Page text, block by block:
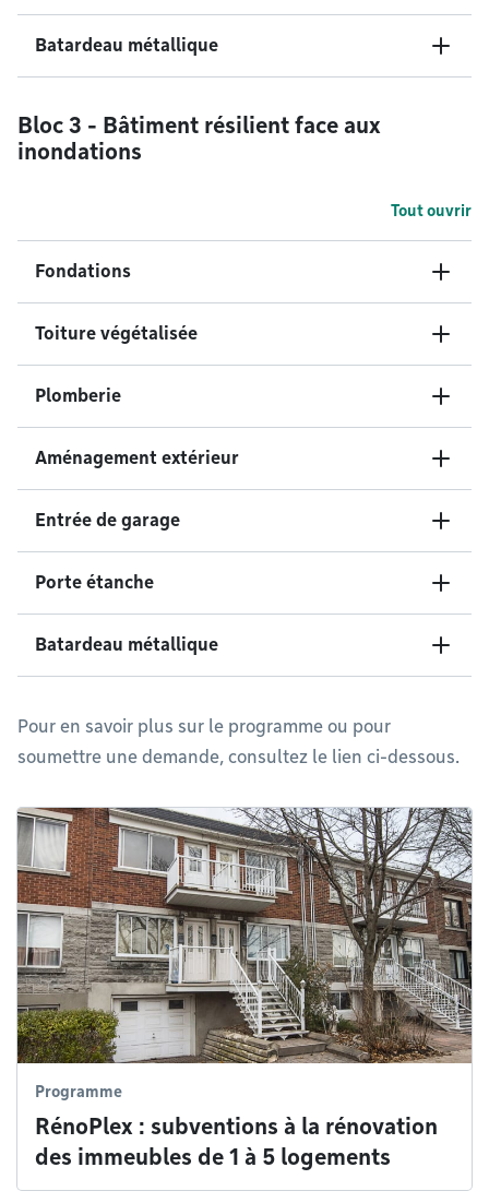
Batardeau métallique
Bloc 3 - Bâtiment résilient face aux
inondations
Tout ouvrir
Fondations
Toiture végétalisée
Plomberie
Aménagement extérieur
Entrée de garage
Porte étanche
Batardeau métallique
Pour en savoir plus sur le programme ou pour
soumettre une demande, consultez le lien ci-dessous.
Programme
RénoPlex : subventions à la rénovation
des immeubles de 1 à 5 logements